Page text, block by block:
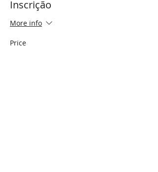
Inscrição
More info
Price